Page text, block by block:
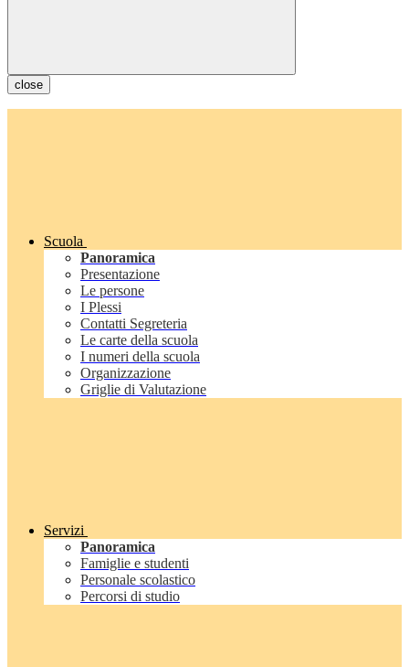
close
Scuola
Panoramica
Presentazione
Le persone
I Plessi
Contatti Segreteria
Le carte della scuola
I numeri della scuola
Organizzazione
Griglie di Valutazione
Servizi
Panoramica
Famiglie e studenti
Personale scolastico
Percorsi di studio